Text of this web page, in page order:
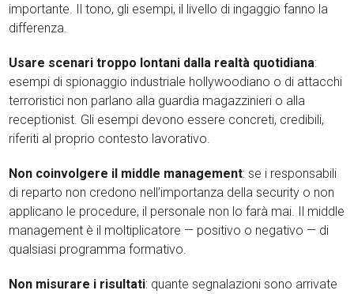
importante. Il tono, gli esempi, il livello di ingaggio fanno la
differenza.
Usare scenari troppo lontani dalla realtà quotidiana:
esempi di spionaggio industriale hollywoodiano o di attacchi
terroristici non parlano alla guardia magazzinieri o alla
receptionist. Gli esempi devono essere concreti, credibili,
riferiti al proprio contesto lavorativo.
Non coinvolgere il middle management: se i responsabili
di reparto non credono nell’importanza della security o non
applicano le procedure, il personale non lo farà mai. Il middle
management è il moltiplicatore — positivo o negativo — di
qualsiasi programma formativo.
Non misurare i risultati: quante segnalazioni sono arrivate